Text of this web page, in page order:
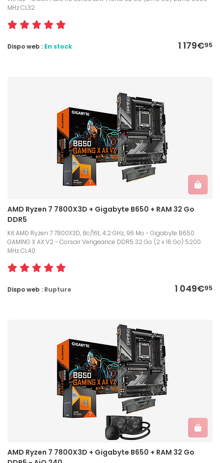
MHz CL32
1 179€95
Dispo web : En stock
AMD Ryzen 7 7800X3D + Gigabyte B650 + RAM 32 Go
DDR5
Kit AMD Ryzen 7 7800X3D, 8c/16t, 4.2 GHz, 96 Mo - Gigabyte B650
GAMING X AX V2 - Corsair Vengeance DDR5 32 Go (2 x 16 Go) 5200
MHz CL40
1 049€95
Dispo web : Rupture
AMD Ryzen 7 7800X3D + Gigabyte B650 + RAM 32 Go